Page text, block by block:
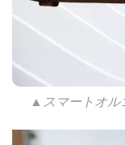
▲スマートオル